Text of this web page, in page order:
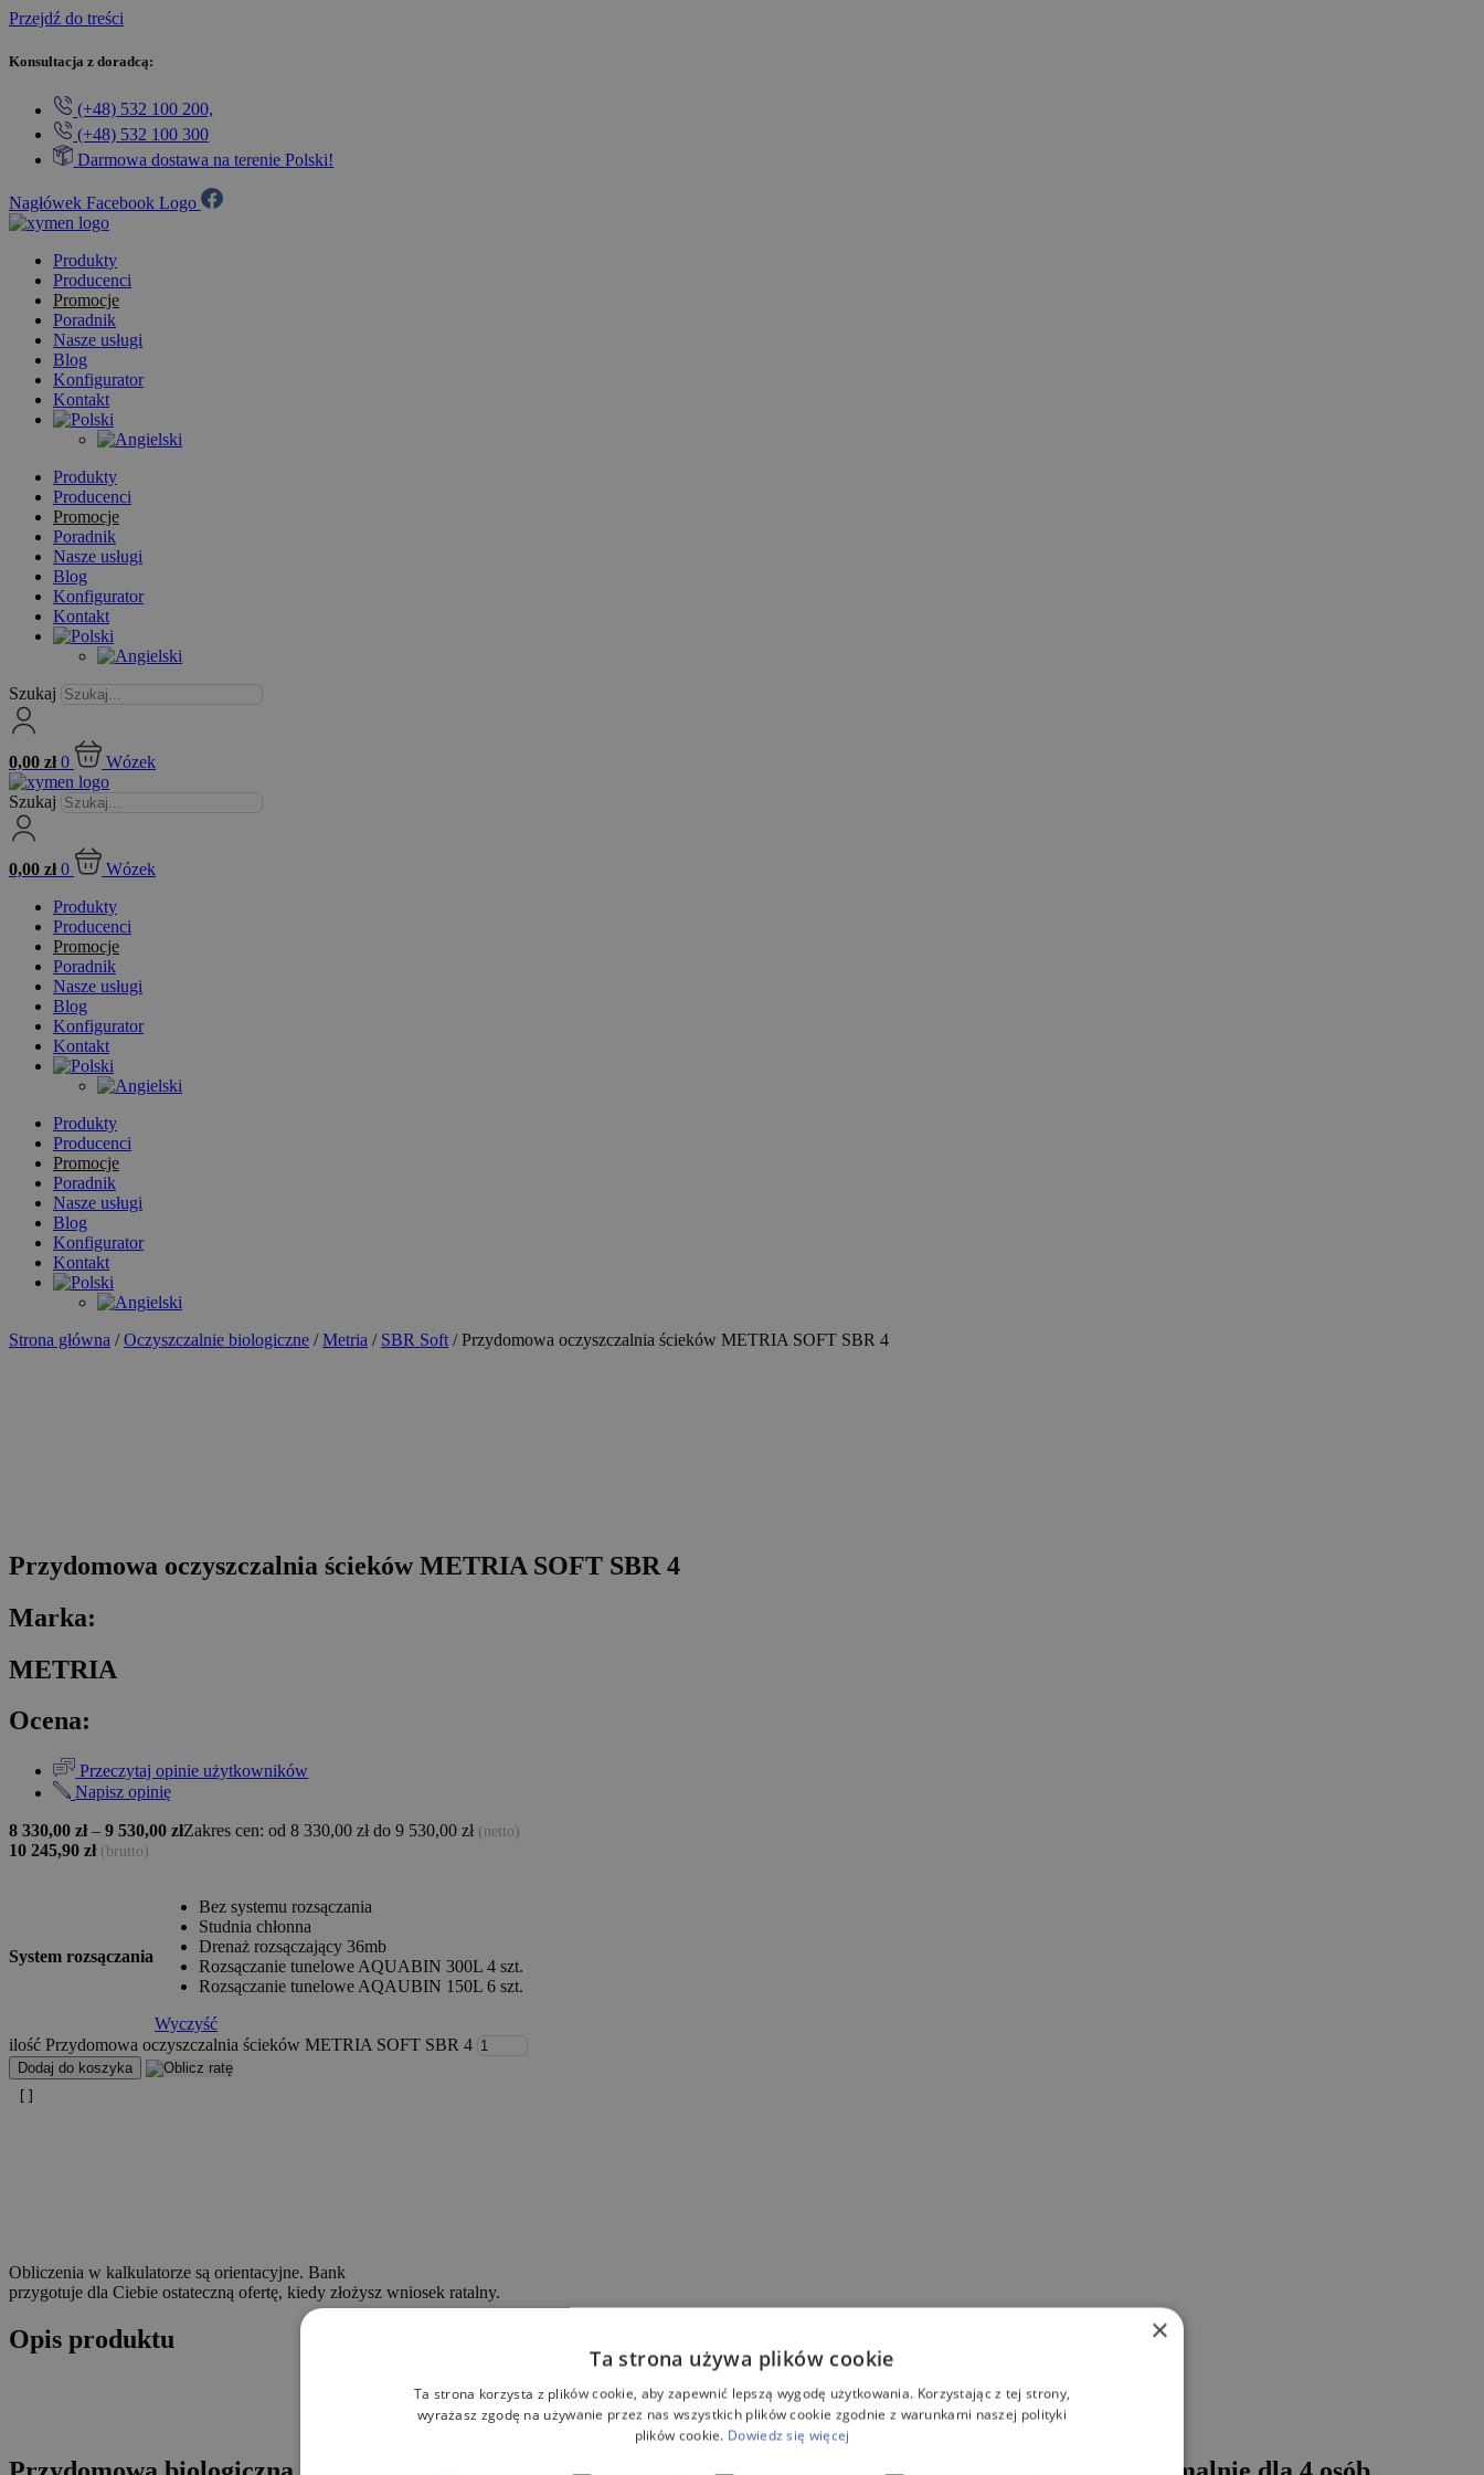
Przejdź do treści
Konsultacja z doradcą:
(+48) 532 100 200,
(+48) 532 100 300
Darmowa dostawa na terenie Polski!
Nagłówek Facebook Logo
Produkty
Producenci
Promocje
Poradnik
Nasze usługi
Blog
Konfigurator
Kontakt
Produkty
Producenci
Promocje
Poradnik
Nasze usługi
Blog
Konfigurator
Kontakt
Szukaj
0,00 zł 0 Wózek
Szukaj
0,00 zł 0
Wózek
Produkty
Producenci
Promocje
Poradnik
Nasze usługi
Blog
Konfigurator
Kontakt
Produkty
Producenci
Promocje
Poradnik
Nasze usługi
Blog
Konfigurator
Kontakt
Strona główna /Oczyszczalnie biologiczne /Metria / SBR Soft / Przydomowa oczyszczalnia ścieków METRIA SOFT SBR 4
Przydomowa oczyszczalnia ścieków METRIA SOFT SBR 4
Marka:
METRIA
Ocena:
Przeczytaj opinie użytkowników
Napisz opinię
8 330,00 zł – 9 530,00 złZakres cen: od 8 330,00 zł do 9 530,00 zł (netto)
10 245,90 zł (brutto)
System rozsączania
Bez systemu rozsączania
Studnia chłonna
Drenaż rozsączający 36mb
Rozsączanie tunelowe AQUABIN 300L 4 szt.
Rozsączanie tunelowe AQAUBIN 150L 6 szt.
Wyczyść
ilość Przydomowa oczyszczalnia ścieków METRIA SOFT SBR 4
Dodaj do koszyka
Obliczenia w kalkulatorze są orientacyjne. Bank
przygotuje dla Ciebie ostateczną ofertę, kiedy złożysz wniosek ratalny.
Opis produktu ×
Ta strona używa plików cookie
Ta strona korzysta z plików cookie, aby zapewnić lepszą wygodę użytkowania. Korzystając z tej strony,
wyrażasz zgodę na używanie przez nas wszystkich plików cookie zgodnie z warunkami naszej polityki
plików cookie. Dowiedz się więcej